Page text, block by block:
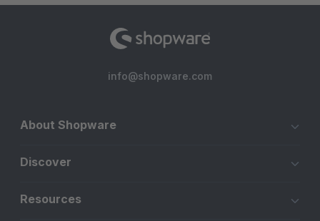
info@shopware.com
About Shopware
Discover
Resources